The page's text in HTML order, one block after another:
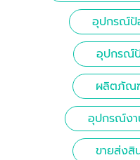
อุปกรณ์ป้
อุปกรณ์ป้
ผลิตภัณ
อุปกรณ์งา
ขายส่งสิ